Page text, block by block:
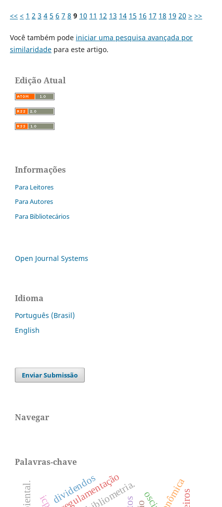
<< < 1 2 3 4 5 6 7 8 9 10 11 12 13 14 15 16 17 18 19 20 > >>
Você também pode iniciar uma pesquisa avançada por
similaridadepara este artigo.
Edição Atual
Informações
Para Leitores
Para Autores
Para Bibliotecários
Open Journal Systems
Idioma
Português (Brasil)
English
Enviar Submissão
Navegar
Palavras-chave
bibliometria.
regulamentação oscip
dividendos